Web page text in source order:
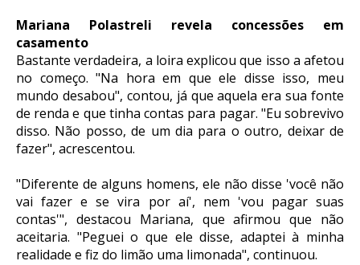
Mariana Polastreli revela concessões em
casamento
Bastante verdadeira, a loira explicou que isso a afetou
no começo. "Na hora em que ele disse isso, meu
mundo desabou", contou, já que aquela era sua fonte
de renda e que tinha contas para pagar. "Eu sobrevivo
disso. Não posso, de um dia para o outro, deixar de
fazer", acrescentou.
"Diferente de alguns homens, ele não disse 'você não
vai fazer e se vira por aí', nem 'vou pagar suas
contas'", destacou Mariana, que afirmou que não
aceitaria. "Peguei o que ele disse, adaptei à minha
realidade e fiz do limão uma limonada", continuou.